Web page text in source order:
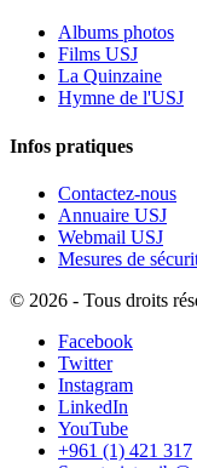
Albums photos
Films USJ
La Quinzaine
Hymne de l'USJ
Infos pratiques
Contactez-nous
Annuaire USJ
Webmail USJ
Mesures de
© 2026 - Tous droits
Facebook
Twitter
Instagram
LinkedIn
YouTube
+961 (1) 421 317